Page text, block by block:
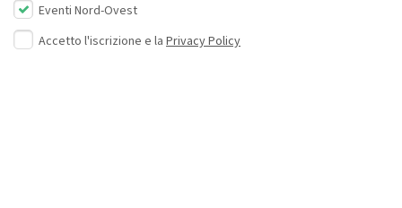
Eventi Nord-Ovest
Accetto l'iscrizione e la Privacy Policy